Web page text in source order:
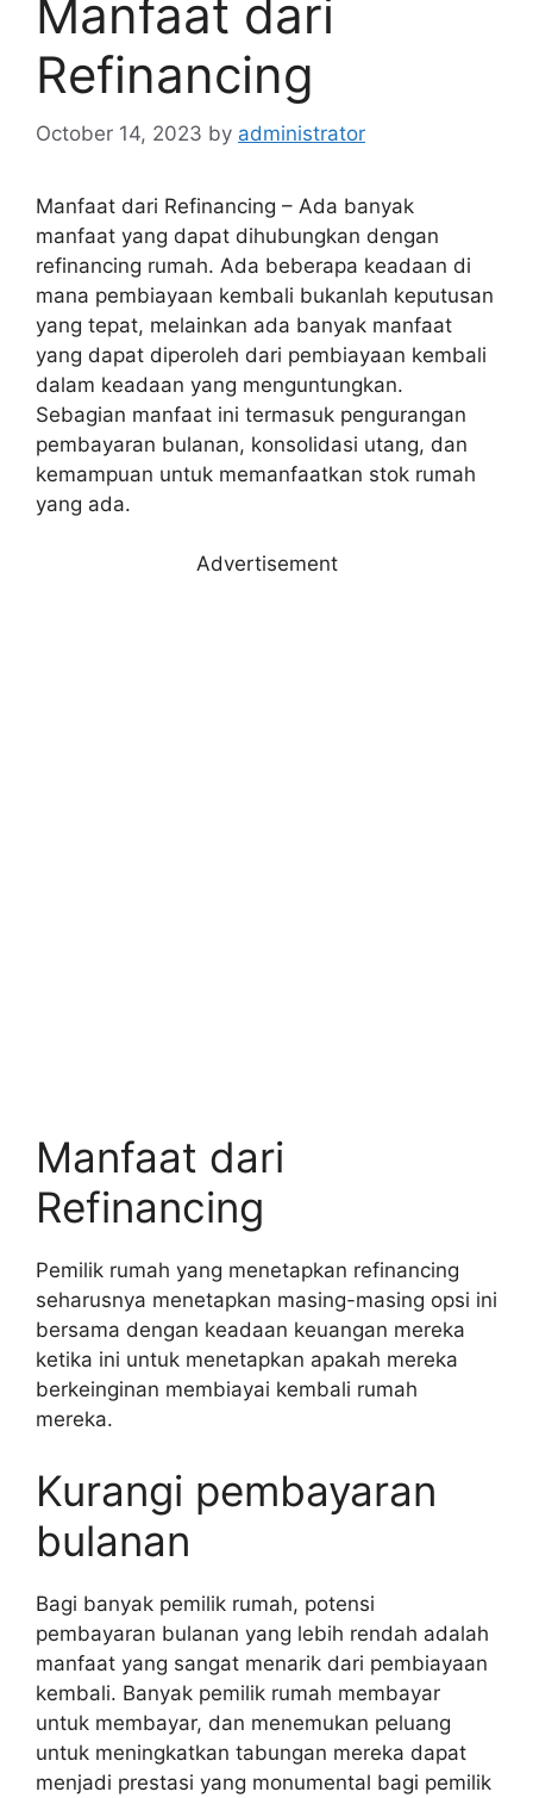
Manfaat dari
Refinancing
October 14, 2023 by administrator
Manfaat dari Refinancing – Ada banyak
manfaat yang dapat dihubungkan dengan
refinancing rumah. Ada beberapa keadaan di
mana pembiayaan kembali bukanlah keputusan
yang tepat, melainkan ada banyak manfaat
yang dapat diperoleh dari pembiayaan kembali
dalam keadaan yang menguntungkan.
Sebagian manfaat ini termasuk pengurangan
pembayaran bulanan, konsolidasi utang, dan
kemampuan untuk memanfaatkan stok rumah
yang ada.
Advertisement
Manfaat dari
Refinancing
Pemilik rumah yang menetapkan refinancing
seharusnya menetapkan masing-masing opsi ini
bersama dengan keadaan keuangan mereka
ketika ini untuk menetapkan apakah mereka
berkeinginan membiayai kembali rumah
mereka.
Kurangi pembayaran
bulanan
Bagi banyak pemilik rumah, potensi
pembayaran bulanan yang lebih rendah adalah
manfaat yang sangat menarik dari pembiayaan
kembali. Banyak pemilik rumah membayar
untuk membayar, dan menemukan peluang
untuk meningkatkan tabungan mereka dapat
menjadi prestasi yang monumental bagi pemilik